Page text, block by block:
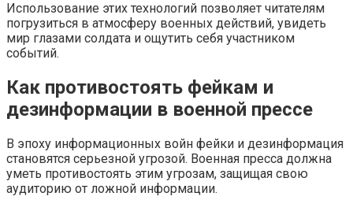
Использование этих технологий позволяет читателям
погрузиться в атмосферу военных действий, увидеть
мир глазами солдата и ощутить себя участником
событий.
Как противостоять фейкам и
дезинформации в военной прессе
В эпоху информационных войн фейки и дезинформация
становятся серьезной угрозой. Военная пресса должна
уметь противостоять этим угрозам, защищая свою
аудиторию от ложной информации.